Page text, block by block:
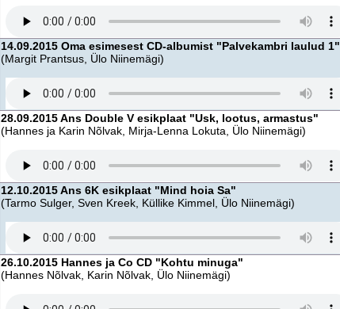
14.09.2015 Oma esimesest CD-albumist "Palvekambri laulud 1"
(Margit Prantsus, Ülo Niinemägi)
28.09.2015 Ans Double V esikplaat "Usk, lootus, armastus"
(Hannes ja Karin Nõlvak, Mirja-Lenna Lokuta, Ülo Niinemägi)
12.10.2015 Ans 6K esikplaat "Mind hoia Sa"
(Tarmo Sulger, Sven Kreek, Küllike Kimmel, Ülo Niinemägi)
26.10.2015 Hannes ja Co CD "Kohtu minuga"
(Hannes Nõlvak, Karin Nõlvak, Ülo Niinemägi)